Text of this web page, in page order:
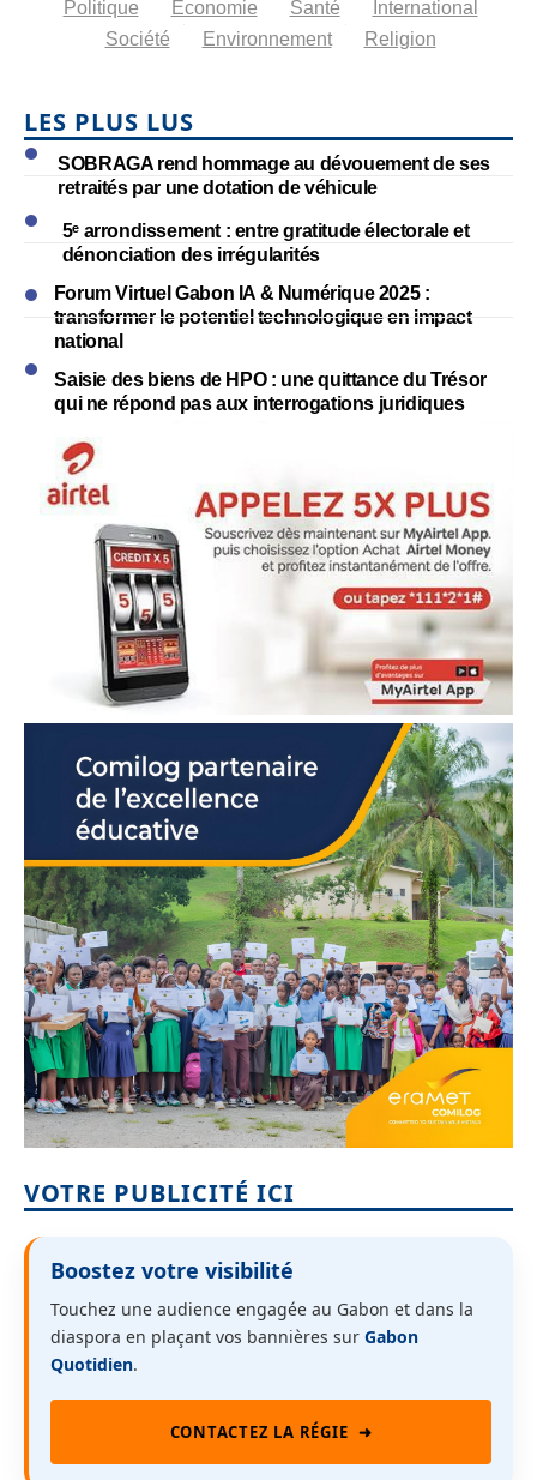
Politique Economie Santé
International
Société
Environnement Religion
LES PLUS LUS
SOBRAGA rend hommage au dévouement de ses
retraités par une dotation de véhicule
5ᵉ arrondissement : entre gratitude électorale et
dénonciation des irrégularités
Forum Virtuel Gabon IA & Numérique 2025 :
transformer le potentiel technologique en impact
national
Saisie des biens de HPO : une quittance du Trésor
qui ne répond pas aux interrogations juridiques
VOTRE PUBLICITÉ ICI
Boostez votre visibilité
Touchez une audience engagée au Gabon et dans la
diaspora en plaçant vos bannières sur Gabon
Quotidien.
CONTACTEZ LA RÉGIE ➜